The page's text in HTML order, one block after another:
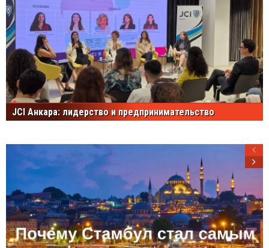
JCI Анкара: лидерство и предпринимательство